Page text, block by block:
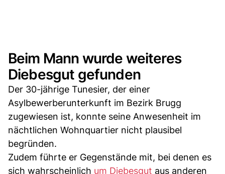
Beim Mann wurde weiteres
Diebesgut gefunden
Der 30-jährige Tunesier, der einer
Asylbewerberunterkunft im Bezirk Brugg
zugewiesen ist, konnte seine Anwesenheit im
nächtlichen Wohnquartier nicht plausibel
begründen.
Zudem führte er Gegenstände mit, bei denen es
sich wahrscheinlich um Diebesgut aus anderen